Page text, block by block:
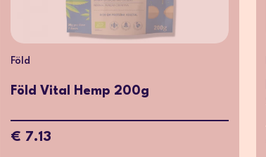
Föld
Föld Vital Hemp 200g
€ 7.13